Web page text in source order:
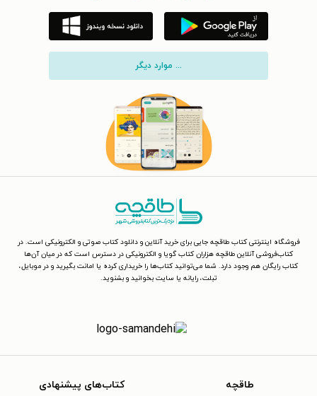
... موارد دیگر
فروشگاه اینترنتی کتاب طاقچه جایی برای خرید آنلاین و دانلود کتاب صوتی و الکترونیکی است. در
کتاب‌فروشی آنلاین طاقچه هزاران کتاب گویا و الکترونیکی در دسترس است که در میان آن‌ها
کتاب رایگان هم وجود دارد. شما می‌توانید کتاب‌ها را خریداری کرده یا امانت بگیرید و در موبایل،
تبلت، رایانه یا سایت بخوانید و بشنوید.
طاقچه کتاب‌های پیشنهادی